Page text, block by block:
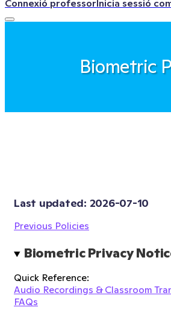
Connexió professorInicia sessió
Biometric
Last updated: 2026-07-10
Previous Policies
Biometric Privacy
Quick Reference:
Audio Recordings & Classroom
FAQs